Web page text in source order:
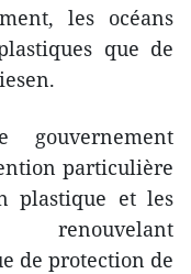
les océans
que de
gouvernement
particulière
plastique et les
de protection de